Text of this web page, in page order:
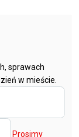
sprawach
w mieście.
Prosimy